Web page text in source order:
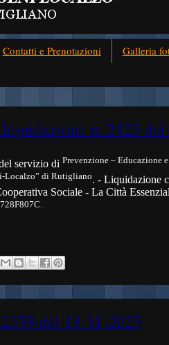
Contatti e Prenotazioni
Galleria
n. 2425 del
servizio di Prevenzione – Educazione
Localzo” di Rutigliano. - Liquidazione
Sociale - La Città
del 19-11-2025